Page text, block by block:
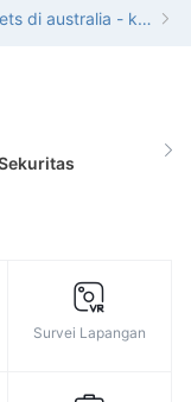
kunjungan ke CMC Markets di australia - kantor belum dikonfirmasi
Survei Lapangan